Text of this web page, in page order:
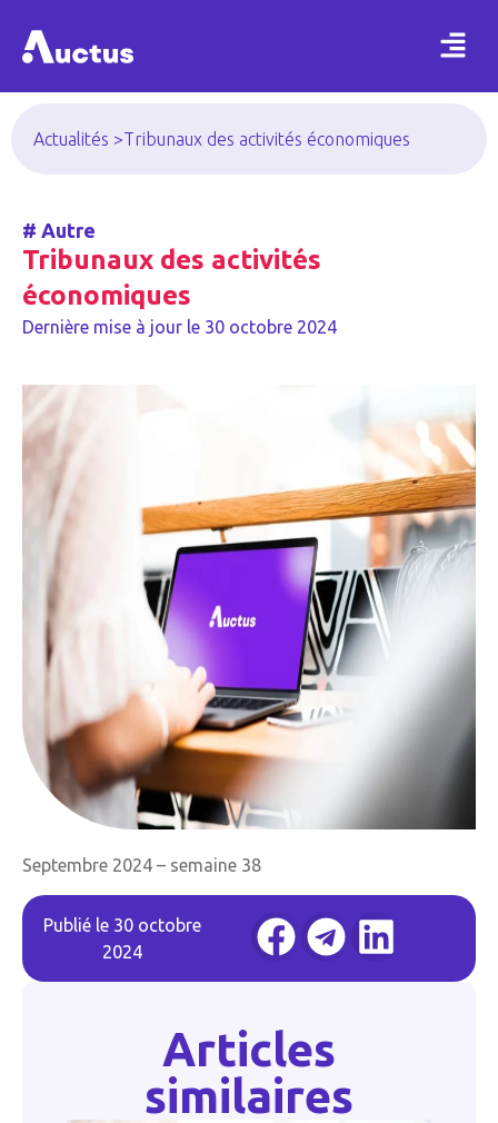
Actualités >Tribunaux des activités économiques
# Autre
Tribunaux des activités
économiques
Dernière mise à jour le 30 octobre 2024
Septembre 2024 – semaine 38
Publié le 30 octobre
2024
Articles
similaires